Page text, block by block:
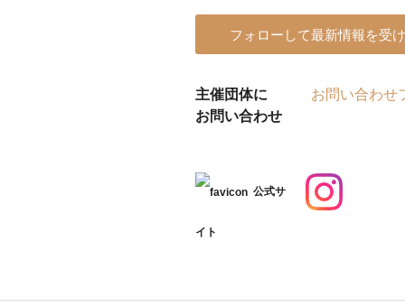
フォローして最新情報を受
主催団体に
お問い合わせ
お問い合わせ
公式サ
イト